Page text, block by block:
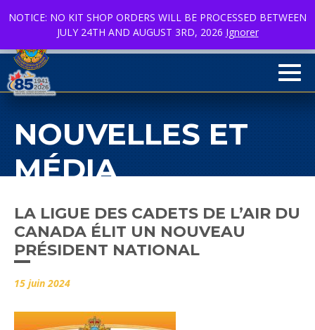
facebook
NOUVELLES ET
MÉDIA
LA LIGUE DES CADETS DE L’AIR DU
CANADA ÉLIT UN NOUVEAU
PRÉSIDENT NATIONAL
15 juin 2024
NOTICE: NO KIT SHOP ORDERS WILL BE PROCESSED BETWEEN
JULY 24TH AND AUGUST 3RD, 2026 Ignorer